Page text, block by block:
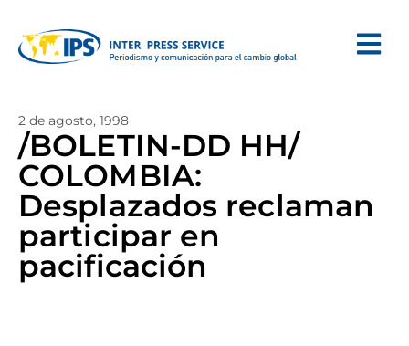
2 de agosto, 1998
/BOLETIN-DD HH/
COLOMBIA:
Desplazados reclaman
participar en
pacificación